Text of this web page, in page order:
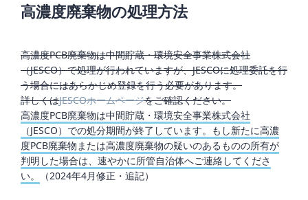
高濃度廃棄物の処理方法
高濃度PCB廃棄物は中間貯蔵・環境安全事業株式会社
（JESCO）で処理が行われていますが、JESCOに処理委託を行
う場合にはあらかじめ登録を行う必要があります。
詳しくはJESCOホームページをご確認ください。
高濃度PCB廃棄物は中間貯蔵・環境安全事業株式会社
（JESCO）での処分期間が終了しています。もし新たに高濃
度PCB廃棄物または高濃度廃棄物の疑いのあるものの所有が
判明した場合は、速やかに所管自治体へご連絡してくださ
い。
（2024年4月修正・追記）